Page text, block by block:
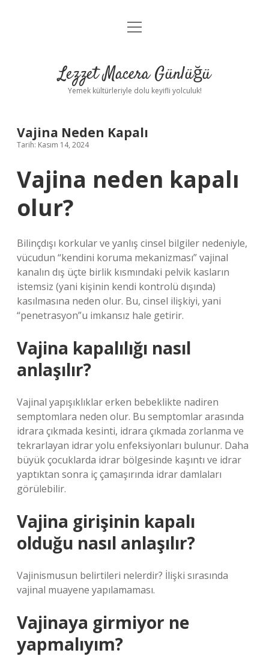
Anasayfa
Yasal Uyarı
menüyü
Lezzet Macera Günlüğü
Yemek kültürleriyle dolu keyifli yolculuk!
Vajina Neden Kapalı
Tarih: Kasım 14, 2024
Vajina neden kapalı
olur?
Bilinçdışı korkular ve yanlış cinsel bilgiler nedeniyle,
vücudun “kendini koruma mekanizması” vajinal
kanalın dış üçte birlik kısmındaki pelvik kasların
istemsiz (yani kişinin kendi kontrolü dışında)
kasılmasına neden olur. Bu, cinsel ilişkiyi, yani
“penetrasyon”u imkansız hale getirir.
Vajina kapalılığı nasıl
anlaşılır?
Vajinal yapışıklıklar erken bebeklikte nadiren
semptomlara neden olur. Bu semptomlar arasında
idrara çıkmada kesinti, idrara çıkmada zorlanma ve
tekrarlayan idrar yolu enfeksiyonları bulunur. Daha
büyük çocuklarda idrar bölgesinde kaşıntı ve idrar
yaptıktan sonra iç çamaşırında idrar damlaları
görülebilir.
Vajina girişinin kapalı
olduğu nasıl anlaşılır?
Vajinismusun belirtileri nelerdir? İlişki sırasında
vajinal muayene yapılamaması.
Vajinaya girmiyor ne
yapmalıyım?